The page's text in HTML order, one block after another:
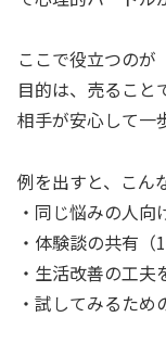
ここで役立つのが
目的は、売ること
相手が安心して一
例を出すと、こん
・同じ悩みの人向
・体験談の共有（
・生活改善の工夫
・試してみるため